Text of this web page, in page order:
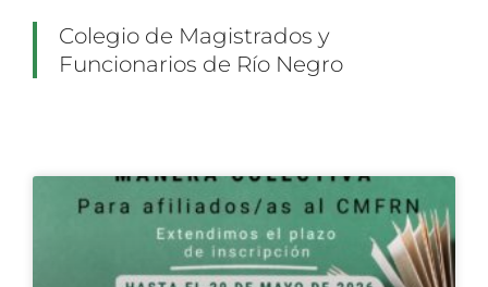
Colegio de Magistrados y
Funcionarios de Río Negro